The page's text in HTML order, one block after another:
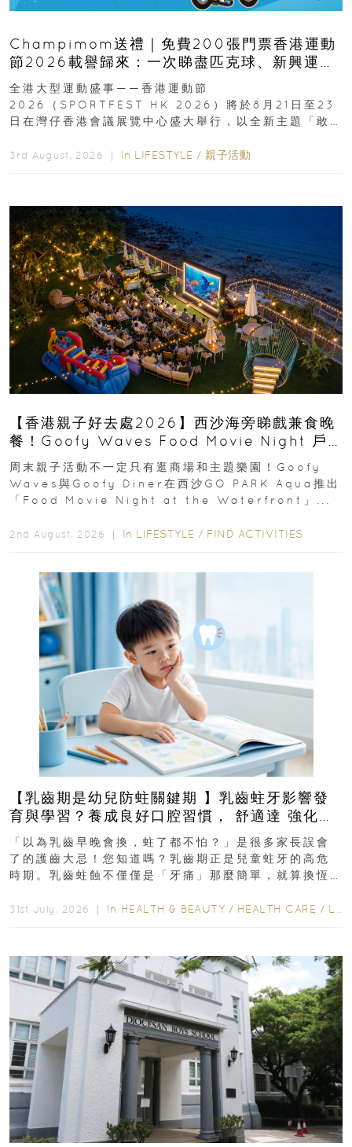
Champimom送禮｜免費200張門票香港運動
節2026載譽歸來：一次睇盡匹克球、新興運
動、街舞比賽＋逾百運動品牌展覽
全港大型運動盛事——香港運動節
2026（SPORTFEST HK 2026）將於8月21日至23
日在灣仔香港會議展覽中心盛大舉行，以全新主題「敢
3rd August, 2026 ｜ In LIFESTYLE / 親子活動
【香港親子好去處2026】西沙海旁睇戲兼食晚
餐！Goofy Waves Food Movie Night 戶
外影院逢週末登場
周末親子活動不一定只有逛商場和主題樂園！Goofy
Waves與Goofy Diner在西沙GO PARK Aqua推出
「Food Movie Night at the Waterfront」...
2nd August, 2026 ｜ In LIFESTYLE / FIND ACTIVITIES
【乳齒期是幼兒防蛀關鍵期 】乳齒蛀牙影響發
育與學習？養成良好口腔習慣， 舒適達 強化琺
瑯質 兒童牙膏防護指南
「以為乳齒早晚會換，蛀了都不怕？」是很多家長誤會
了的護齒大忌！您知道嗎？乳齒期正是兒童蛀牙的高危
時期。乳齒蛀蝕不僅僅是「牙痛」那麼簡單，就算換恆
31st July, 2026 ｜ In HEALTH & BEAUTY / HEALTH CARE / LIFESTYLE